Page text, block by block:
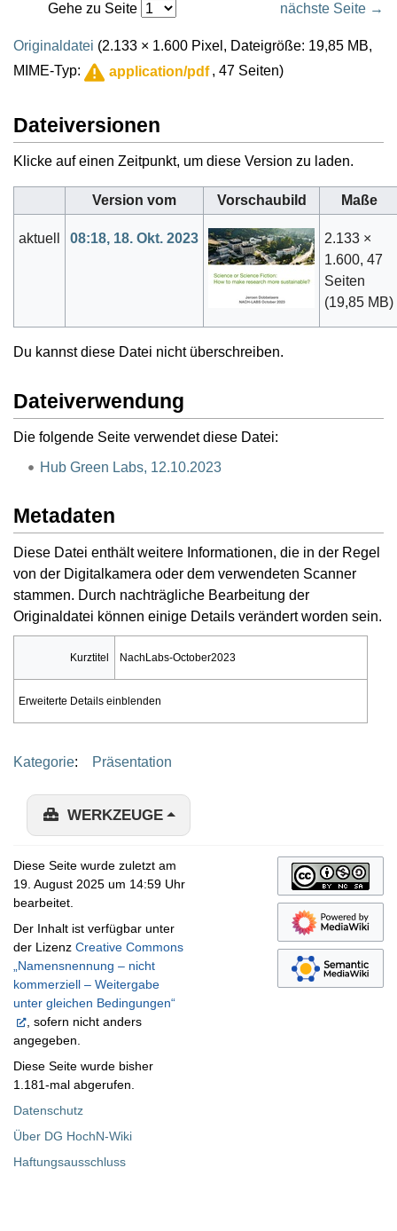
Gehe zu Seite nächste Seite →
Originaldatei (2.133 × 1.600 Pixel, Dateigröße: 19,85 MB,
MIME-Typ:
application/pdf , 47 Seiten)
Dateiversionen
Klicke auf einen Zeitpunkt, um diese Version zu laden.
Version vom Vorschaubild Maße
aktuell 08:18, 18. Okt. 2023
2.133 ×
1.600, 47
Seiten
(19,85 MB)
Du kannst diese Datei nicht überschreiben.
Dateiverwendung
Die folgende Seite verwendet diese Datei:
Hub Green Labs, 12.10.2023
Metadaten
Diese Datei enthält weitere Informationen, die in der Regel
von der Digitalkamera oder dem verwendeten Scanner
stammen. Durch nachträgliche Bearbeitung der
Originaldatei können einige Details verändert worden sein.
Kurztitel NachLabs-October2023
Erweiterte Details einblenden
Kategorie: Präsentation
WERKZEUGE
Diese Seite wurde zuletzt am
19. August 2025 um 14:59 Uhr
bearbeitet.
Der Inhalt ist verfügbar unter
der Lizenz Creative Commons
„Namensnennung – nicht
kommerziell – Weitergabe
unter gleichen Bedingungen“
, sofern nicht anders
angegeben.
Diese Seite wurde bisher
1.181-mal abgerufen.
Datenschutz
Über DG HochN-Wiki
Haftungsausschluss